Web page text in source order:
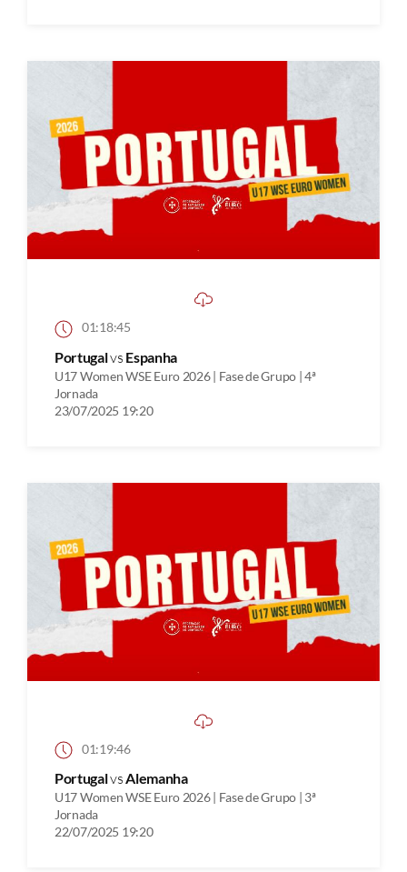
01:18:45
Portugalvs Espanha
U17 Women WSE Euro 2026 | Fase de Grupo | 4ª
Jornada
23/07/2025 19:20
01:19:46
PortugalvsAlemanha
U17 Women WSE Euro 2026 | Fase de Grupo | 3ª
Jornada
22/07/2025 19:20